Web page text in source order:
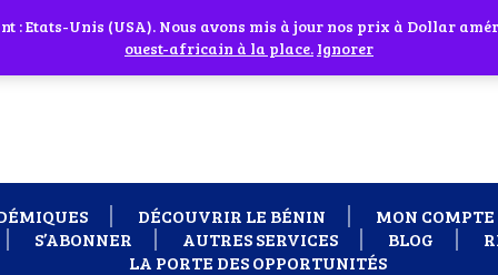
cliquant sur l'icône en face
DÉCOUVRIR LE BÉNIN
MON COMPTE
S’ABONNER
AUTRES SERVICES BLOG
LA PORTE DES OPPORTUNITÉS
d'assistance Contactez-nous par WhatsApp au +229 01 95
: Etats-Unis (USA). Nous avons mis à jour nos prix à Dollar
ouest-africain à la place. Ignorer